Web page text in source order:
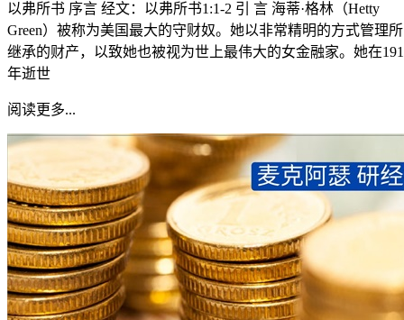
以弗所书 序言 经文：以弗所书1:1-2 引 言 海蒂·格林（Hetty
Green）被称为美国最大的守财奴。她以非常精明的方式管理所
继承的财产，以致她也被视为世上最伟大的女金融家。她在
年逝世
阅读更多...